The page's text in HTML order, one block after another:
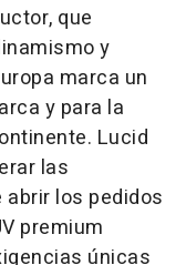
que
y
marca un
y para la
Lucid
las
los pedidos
premium
únicas